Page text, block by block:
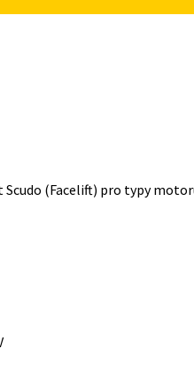
(Facelift) pro typy